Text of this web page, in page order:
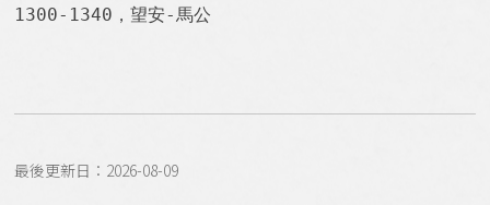
1300-1340，望安-馬公
最後更新日：2026-08-09